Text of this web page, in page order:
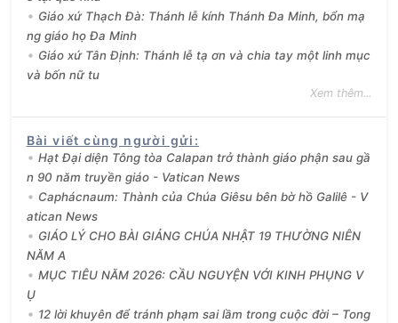
Giáo xứ Thạch Đà: Thánh lễ kính Thánh Đa Minh, bổn mạ
ng giáo họ Đa Minh
Giáo xứ Tân Định: Thánh lễ tạ ơn và chia tay một linh mục
và bốn nữ tu
Xem thêm...
Bài viết cùng người gửi :
Hạt Đại diện Tông tòa Calapan trở thành giáo phận sau gầ
n 90 năm truyền giáo - Vatican News
Caphácnaum: Thành của Chúa Giêsu bên bờ hồ Galilê - V
atican News
GIÁO LÝ CHO BÀI GIẢNG CHÚA NHẬT 19 THƯỜNG NIÊN
NĂM A
MỤC TIÊU NĂM 2026: CẦU NGUYỆN VỚI KINH PHỤNG V
Ụ
12 lời khuyên để tránh phạm sai lầm trong cuộc đời – Tong